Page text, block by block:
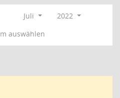
Juli
2022
auswählen